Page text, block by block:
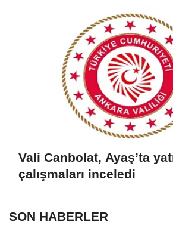
Vali Canbolat, Ayaş’ta
çalışmaları inceledi
SON HABERLER